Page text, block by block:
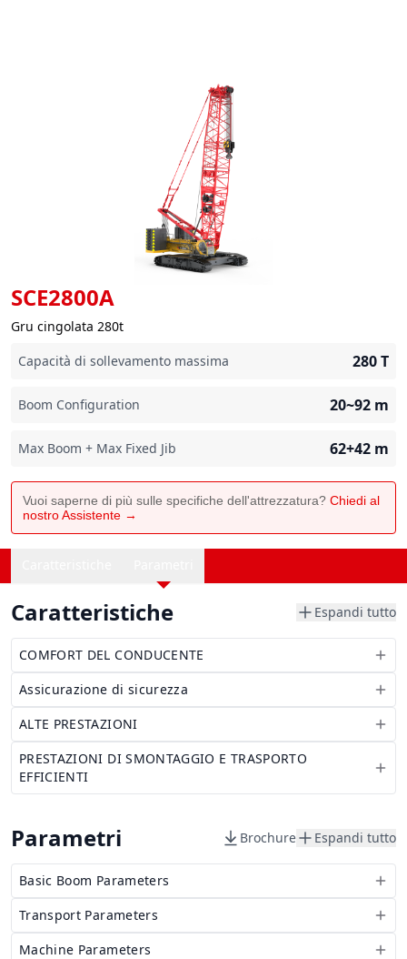
SCE2800A
Gru cingolata 280t
Capacità di sollevamento massima
280T
Boom Configuration 20~92 m
Max Boom + Max Fixed Jib 62+42 m
Vuoi saperne di più sulle specifiche dell'attrezzatura? Chiedi al
nostro Assistente →
Caratteristiche Espandi tutto
COMFORT DEL CONDUCENTE
Assicurazione di sicurezza
ALTE PRESTAZIONI
PRESTAZIONI DI SMONTAGGIO E TRASPORTO
EFFICIENTI
Parametri Brochure Espandi tutto
Basic Boom Parameters
Transport Parameters
Machine Parameters